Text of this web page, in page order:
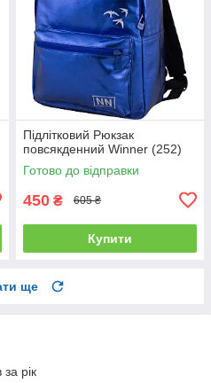
Підлітковий Рюкзак
повсякденний Winner (252)
Готово до відправки
450 ₴ 605 ₴
Купити
ще
рік